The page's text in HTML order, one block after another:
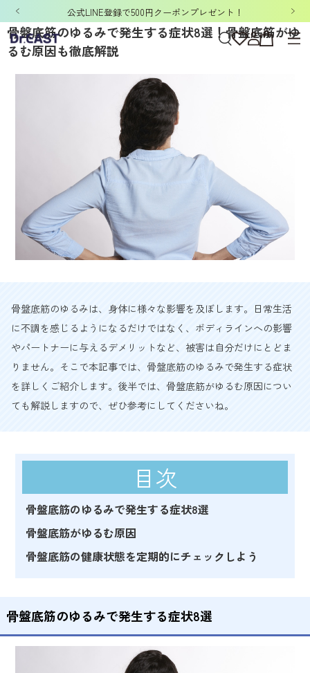
「洗濯ネット&ポーチ」ノベルティキャンペーン開催中！
骨盤底筋のゆるみで発生する症状8選！骨盤底筋がゆ
るむ原因も徹底解説
骨盤底筋のゆるみは、身体に様々な影響を及ぼします。日常生活
に不調を感じるようになるだけではなく、ボディラインへの影響
やパートナーに与えるデメリットなど、被害は自分だけにとどま
りません。そこで本記事では、骨盤底筋のゆるみで発生する症状
を詳しくご紹介します。後半では、骨盤底筋がゆるむ原因につい
ても解説しますので、ぜひ参考にしてくださいね。
目次
骨盤底筋のゆるみで発生する症状8選
骨盤底筋がゆるむ原因
骨盤底筋の健康状態を定期的にチェックしよう
骨盤底筋のゆるみで発生する症状8選